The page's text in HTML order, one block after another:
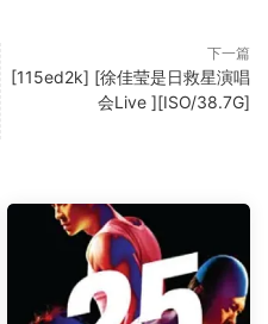
下一篇
[115ed2k] [徐佳莹是日救星演唱
会Live ][ISO/38.7G]